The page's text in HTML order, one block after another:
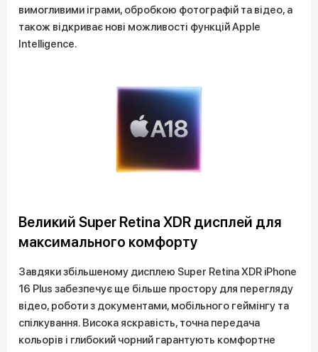
вимогливими іграми, обробкою фотографій та відео, а
також відкриває нові можливості функцій Apple
Intelligence.
Великий Super Retina XDR дисплей для
максимального комфорту
Завдяки збільшеному дисплею Super Retina XDR iPhone
16 Plus забезпечує ще більше простору для перегляду
відео, роботи з документами, мобільного геймінгу та
спілкування. Висока яскравість, точна передача
кольорів і глибокий чорний гарантують комфортне